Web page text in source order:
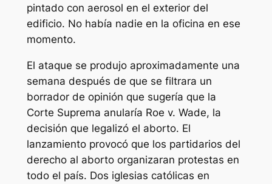
pintado con aerosol en el exterior del
edificio. No había nadie en la oficina en ese
momento.
El ataque se produjo aproximadamente una
semana después de que se filtrara un
borrador de opinión que sugería que la
Corte Suprema anularía Roe v. Wade, la
decisión que legalizó el aborto. El
lanzamiento provocó que los partidarios del
derecho al aborto organizaran protestas en
todo el país. Dos iglesias católicas en